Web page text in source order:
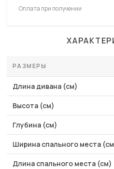
Оплата при получении
РАЗМЕРЫ
Длина дивана (см)
Высота (см)
Глубина (см)
Ширина спального места
Длина спального места (см)